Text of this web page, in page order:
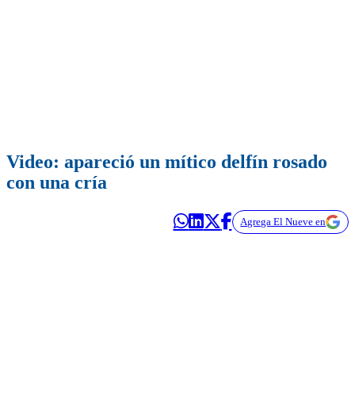
Video: apareció un mítico delfín rosado
con una cría
Agrega El Nueve en